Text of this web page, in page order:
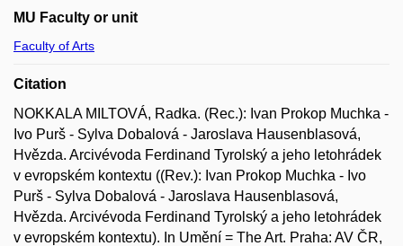
MU Faculty or unit
Faculty of Arts
Citation
NOKKALA MILTOVÁ, Radka. (Rec.): Ivan Prokop Muchka -
Ivo Purš - Sylva Dobalová - Jaroslava Hausenblasová,
Hvězda. Arcivévoda Ferdinand Tyrolský a jeho letohrádek
v evropském kontextu ((Rev.): Ivan Prokop Muchka - Ivo
Purš - Sylva Dobalová - Jaroslava Hausenblasová,
Hvězda. Arcivévoda Ferdinand Tyrolský a jeho letohrádek
v evropském kontextu). In Umění = The Art. Praha: AV ČR,